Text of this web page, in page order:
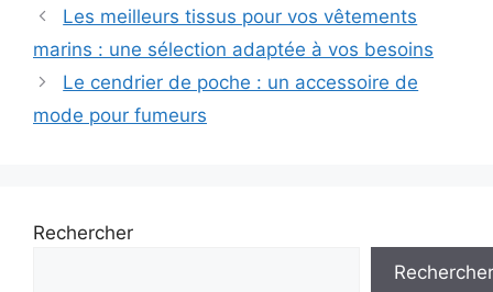
Navigation
des
Les meilleurs tissus pour vos vêtements
marins : une sélection adaptée à vos besoins
Le cendrier de poche : un accessoire de
mode pour fumeurs
Rechercher
Rechercher